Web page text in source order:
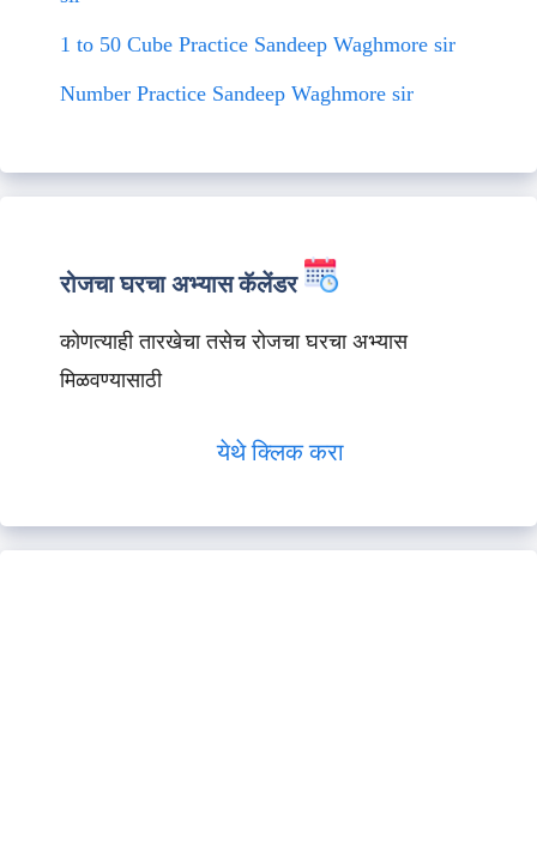
1 to 50 Cube Practice Sandeep Waghmore sir
Number Practice Sandeep Waghmore sir
रोजचा घरचा अभ्यास कॅलेंडर
कोणत्याही तारखेचा तसेच रोजचा घरचा अभ्यास
मिळवण्यासाठी
येथे क्लिक करा